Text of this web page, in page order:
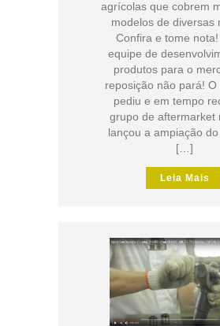
agrícolas que cobrem
modelos de diversas
Confira e tome
equipe de
produtos para o
reposição não pará! O
pediu e em tempo
grupo de aftermarket
lançou a ampiação
[…]
Leia Mais